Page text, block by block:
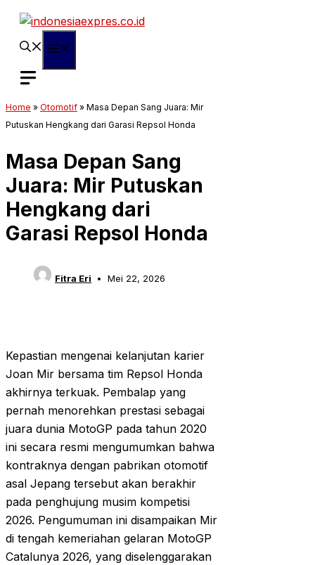
Langsung
Home » Otomotif » Masa Depan Sang Juara: Mir
Putuskan Hengkang dari Garasi Repsol Honda
Masa Depan Sang
Juara: Mir Putuskan
Hengkang dari
Garasi Repsol Honda
Fitra Eri Mei 22, 2026
Kepastian mengenai kelanjutan karier
Joan Mir bersama tim Repsol Honda
akhirnya terkuak. Pembalap yang
pernah menorehkan prestasi sebagai
juara dunia MotoGP pada tahun 2020
ini secara resmi mengumumkan bahwa
kontraknya dengan pabrikan otomotif
asal Jepang tersebut akan berakhir
pada penghujung musim kompetisi
2026. Pengumuman ini disampaikan Mir
di tengah kemeriahan gelaran MotoGP
Catalunya 2026, yang diselenggarakan